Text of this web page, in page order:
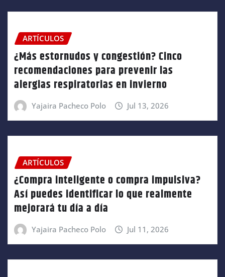
ARTÍCULOS
¿Más estornudos y congestión? Cinco
recomendaciones para prevenir las
alergias respiratorias en invierno
Yajaira Pacheco Polo Jul 13, 2026
ARTÍCULOS
¿Compra inteligente o compra impulsiva?
Así puedes identificar lo que realmente
mejorará tu día a día
Yajaira Pacheco Polo Jul 11, 2026